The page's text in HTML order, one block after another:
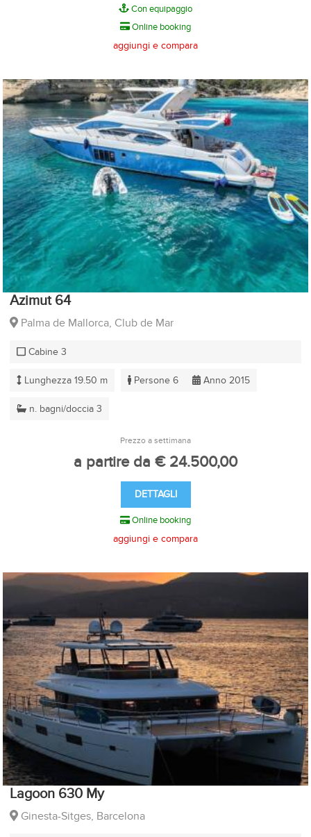
Con equipaggio
Online booking
aggiungi e compara
Azimut 64
Palma de Mallorca, Club de Mar
Cabine 3
Lunghezza 19.50 m Persone 6 Anno 2015
n. bagni/doccia 3
Prezzo a settimana
a partire da € 24.500,00
DETTAGLI
Online booking
aggiungi e compara
Lagoon 630 My
Ginesta-Sitges, Barcelona